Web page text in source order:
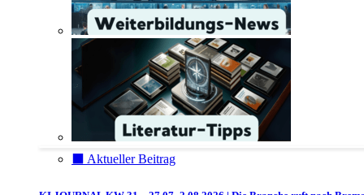
⬛️ Aktueller Beitrag